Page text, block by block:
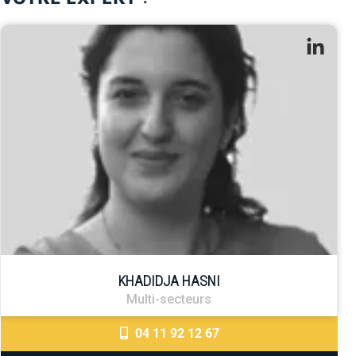
consultants spécialisés, et de l’accès à des plateformes
technologiques de pointe telles que Protopia, dédiée à la
formulation de molécules d’intérêt, et GateX, consacrée à
l’optimisation des souches, procédés et milieux de culture.
Genopole développe également une offre immobilière adaptée,
avec de nouveaux bureaux et laboratoires en extension afin de
répondre aux besoins croissants en bioproduction industrielle.
Upscale Bio est accessible sous deux formules
complémentaires. L’adhésion « Membership », calculée en
fonction des effectifs, offre une intégration privilégiée à la
communauté de Genopole et ses réseaux, ainsi qu’une visibilité
accrue lors de congrès en France et à l’international. L’option « À
la carte », quant à elle, propose un accompagnement sur mesure
défini après un diagnostic approfondi, permettant aux sociétés
de sélectionner les actions les plus adaptées à leurs besoins
spécifiques.
KHADIDJA HASNI
Multi-secteurs
04 11 92 12 67